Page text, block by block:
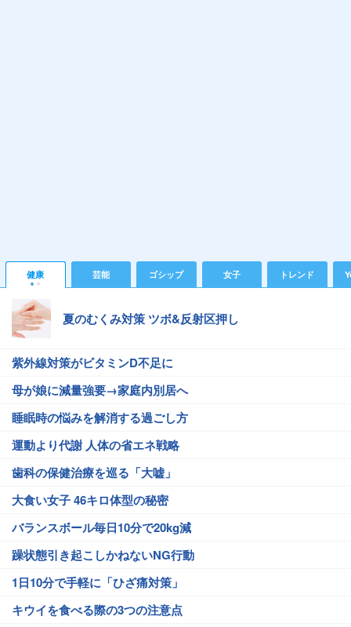
健康 芸能 ゴシップ 女子 トレンド
夏のむくみ対策 ツボ&反射区押し
紫外線対策がビタミンD不足に
母が娘に減量強要→家庭内別居へ
睡眠時の悩みを解消する過ごし方
運動より代謝 人体の省エネ戦略
歯科の保健治療を巡る「大嘘」
大食い女子 46キロ体型の秘密
バランスボール毎日10分で20kg減
躁状態引き起こしかねないNG行動
1日10分で手軽に「ひざ痛対策」
キウイを食べる際の3つの注意点